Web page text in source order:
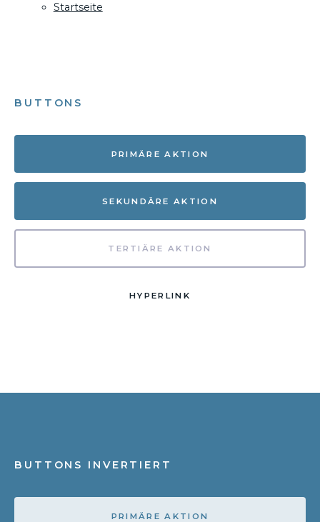
Startseite
BUTTONS
PRIMÄRE AKTION
SEKUNDÄRE AKTION
TERTIÄRE AKTION
HYPERLINK
BUTTONS INVERTIERT
PRIMÄRE AKTION